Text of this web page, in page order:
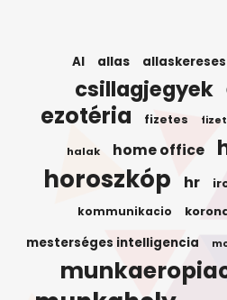
AI allas allaskereses
csillagjegyek
ezotéria fizetes
halak home office
horoszkóp hr
kommunikacio
mesterséges intelligencia